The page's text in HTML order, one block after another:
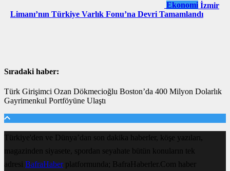
Ekonomi İzmir
Limanı’nın Türkiye Varlık Fonu’na Devri Tamamlandı
Sıradaki haber:
Türk Girişimci Ozan Dökmecioğlu Boston’da 400 Milyon Dolarlık
Gayrimenkul Portföyüne Ulaştı
Türkiye'den ve Dünya’dan son dakika haberler, köşe yazıları,
magazinden siyasete, spordan seyahate bütün konuların tek
adresi BafraHaberplatformunda; BafraHaberler.Com haber